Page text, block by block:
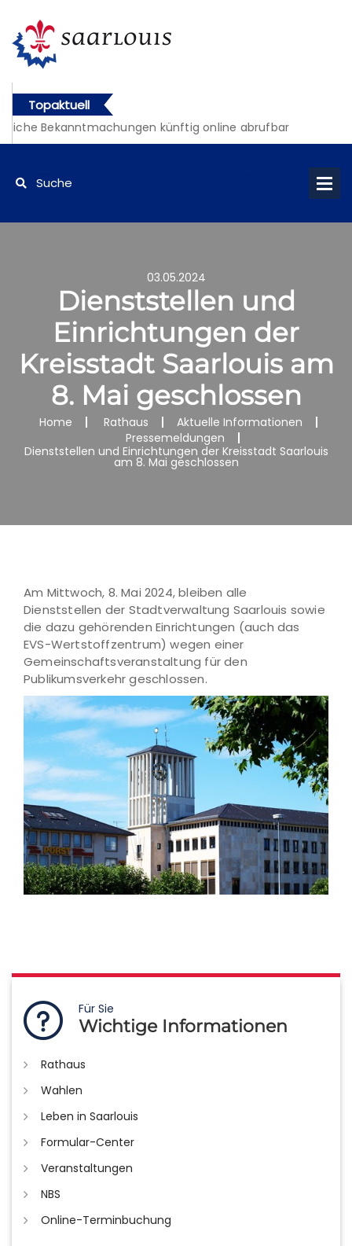
Topaktuell
Bekanntmachungen künftig online abrufbar
03.05.2024
Dienststellen und
Einrichtungen der
Kreisstadt Saarlouis am
8. Mai geschlossen
Home Rathaus
Aktuelle Informationen
Pressemeldungen
Dienststellen und Einrichtungen der Kreisstadt Saarlouis
am 8. Mai geschlossen
Am Mittwoch, 8. Mai 2024, bleiben alle
Dienststellen der Stadtverwaltung Saarlouis sowie
die dazu gehörenden Einrichtungen (auch das
EVS-Wertstoffzentrum) wegen einer
Gemeinschaftsveranstaltung für den
Publikumsverkehr geschlossen.
Für Sie
Wichtige Informationen
Rathaus
Wahlen
Leben in Saarlouis
Formular-Center
Veranstaltungen
NBS
Online-Terminbuchung